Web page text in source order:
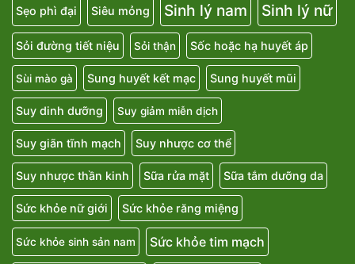
Sẹo phì đại Siêu mỏng Sinh lý nam Sinh lý nữ
Sỏi đường tiết niệu Sỏi thận Sốc hoặc hạ huyết áp
Sùi mào gà Sung huyết kết mạc Sung huyết mũi
Suy dinh dưỡng Suy giảm miễn dịch
Suy giãn tĩnh mạch Suy nhược cơ thể
Suy nhược thần kinh Sữa rửa mặt Sữa tắm dưỡng da
Sức khỏe nữ giới Sức khỏe răng miệng
Sức khỏe sinh sản nam Sức khỏe tim mạch